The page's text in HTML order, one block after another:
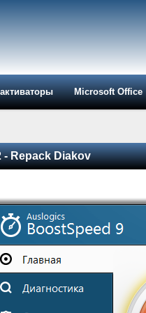
Microsoft Office
- Repack Diakov